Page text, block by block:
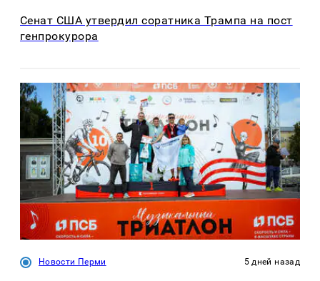
Сенат США утвердил соратника Трампа на пост
генпрокурора
Новости Перми 5 дней назад